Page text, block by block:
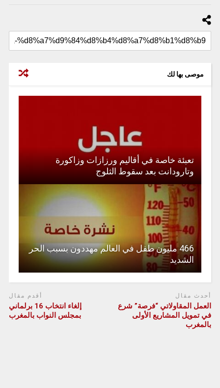
موصى بها لك
تعبئة خاصة في أقاليم ورزازات وزاكورة
وتارودانت بعد سقوط الثلوج
466 مليون طفل في العالم مهددون بسبب الحر
الشديد
أحدث مقال
العمل المقاولاتي “فرصة” شرع
في تمويل المشاريع الأولى
بالمغرب
أقدم مقال
إلغاء انتخاب 16 برلماني
بمجلس النواب بالمغرب